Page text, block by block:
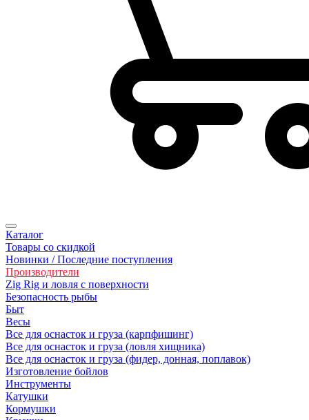
Каталог
Товары со скидкой
Новинки / Последние поступления
Производители
Zig Rig и ловля с поверхности
Безoпасность рыбы
Быт
Весы
Все для оснасток и груза (карпфишинг)
Все для оснасток и груза (ловля хищника)
Все для оснасток и груза (фидер, донная, поплавок)
Изготовление бойлов
Инструменты
Катушки
Кормушки